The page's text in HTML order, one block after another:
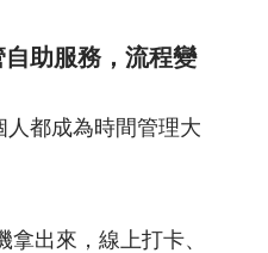
助服務，流程變
都成為時間管理大
拿出來，線上打卡、